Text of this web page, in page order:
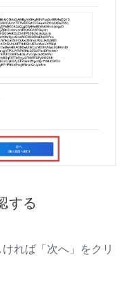
する
れば「次へ」をクリ